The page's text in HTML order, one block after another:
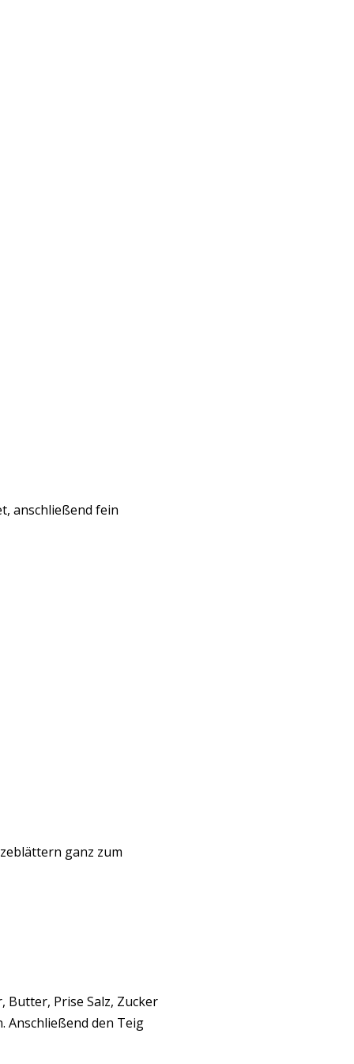
anschließend fein
ganz zum
Butter, Prise Salz, Zucker
Anschließend den Teig